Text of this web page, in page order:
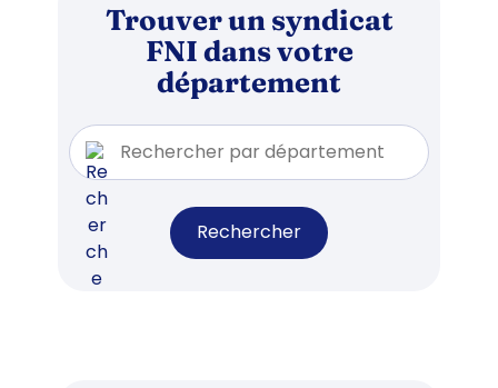
Trouver un syndicat
FNI dans votre
département